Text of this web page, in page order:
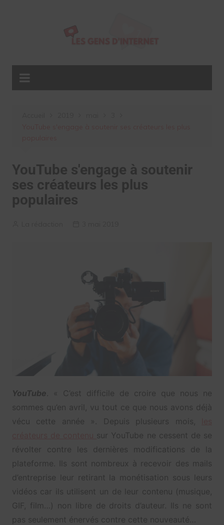
YouTube s'engage à soutenir
ses créateurs les plus
populaires
YouTube . « C’est difficile de croire que nous ne
sommes qu’en avril, vu tout ce que nous avons déjà
vécu cette année ». Depuis plusieurs mois,
sur YouTube ne cessent de se
révolter contre les dernières modifications de la
plateforme. Ils sont nombreux à recevoir des mails
d’entreprise leur retirant la monétisation sous leurs
vidéos car ils utilisent un de leur contenu (musique,
GIF, film…) non libre de droits d’auteur. Ils ne sont
pas seulement énervés contre cette nouveauté…